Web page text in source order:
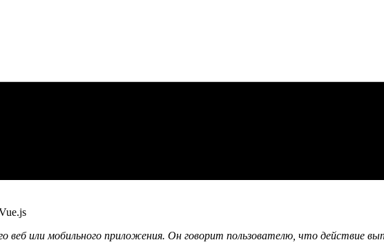
веб или мобильного приложения. Он говорит пользователю, что действие